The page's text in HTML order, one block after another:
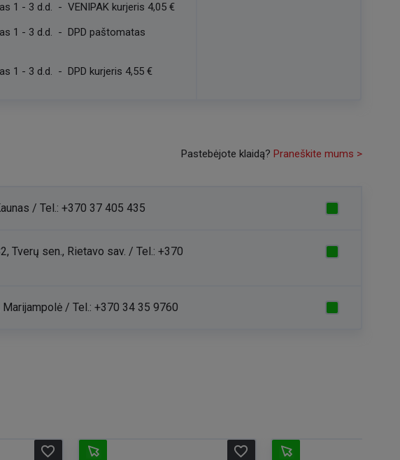
1 - 3 d.d. - VENIPAK kurjeris 4,05 €
1 - 3 d.d. - DPD paštomatas
1 - 3 d.d. - DPD kurjeris 4,55 €
Pastebėjote klaidą? Praneškite mums >
/ Tel.: +370 37 405 435
Tverų sen., Rietavo sav. / Tel.: +370
/ Tel.: +370 34 35 9760
favorite_border favorite_border